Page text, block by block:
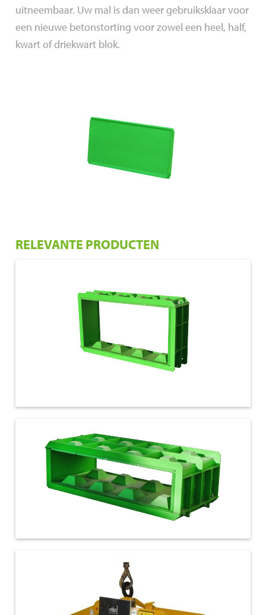
uitneembaar. Uw mal is dan weer gebruiksklaar voor
een nieuwe betonstorting voor zowel een heel, half,
kwart of driekwart blok.
RELEVANTE PRODUCTEN
€ 1.400,00
160x80x40